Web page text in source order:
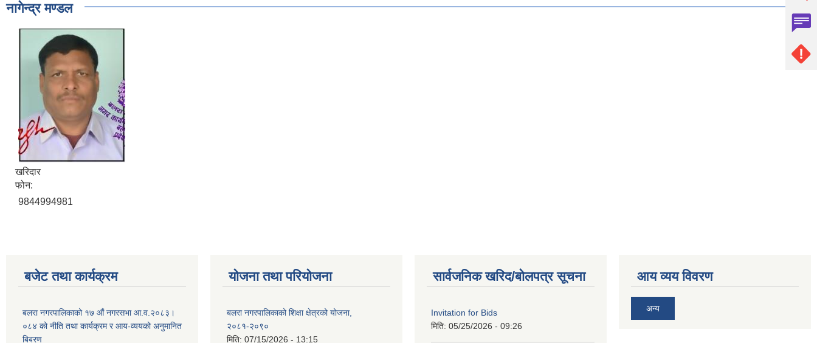
नागेन्द्र मण्डल
खरिदार
फोन:
9844994981
बजेट तथा कार्यक्रम
बलरा नगरपालिकाको १७ औं नगरसभा आ.व.२०८३।
०८४ को नीति तथा कार्यक्रम र आय-व्ययको अनुमानित
बिबरण
योजना तथा परियोजना
बलरा नगरपालिकाको शिक्षा क्षेत्रको योजना,
२०८१-२०९०
मिति: 07/15/2026 - 13:15
सार्वजनिक खरिद/बोलपत्र सूचना
Invitation for Bids
मिति: 05/25/2026 - 09:26
आय व्यय विवरण
अन्य